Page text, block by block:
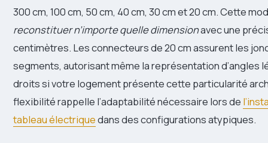
300 cm, 100 cm, 50 cm, 40 cm, 30 cm et 20 cm. Cette
reconstituer n’importe quelle dimensionavec une
centimètres. Les connecteurs de 20 cm assurent les
segments, autorisant même la représentation d’angles
droits si votre logement présente cette particularité
flexibilité rappelle l’adaptabilité nécessaire lors de
tableau électriquedans des configurations atypiques.